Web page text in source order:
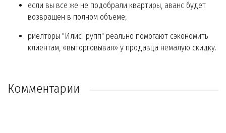
если вы все же не подобрали квартиры, аванс будет
возвращен в полном объеме;
риелторы "ИлисГрупп" реально помогают сэкономить
клиентам, «выторговывая» у продавца немалую скидку.
Комментарии